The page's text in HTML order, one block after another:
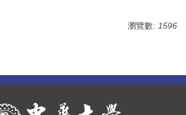
瀏覽數: 1596